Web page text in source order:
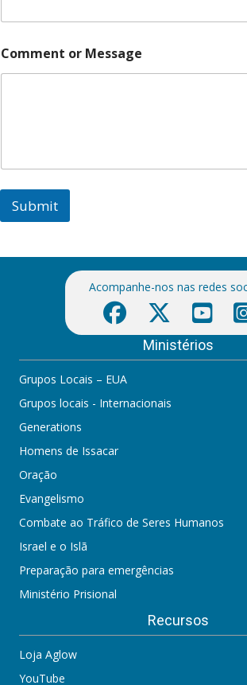
e
Comment or Message
Submit
Acompanhe-nos nas redes
Ministérios
Grupos Locais – EUA
Grupos locais - Internacionais
Generations
Homens de Issacar
Oração
Evangelismo
Combate ao Tráfico de Seres Humanos
Israel e o Islã
Preparação para emergências
Ministério Prisional
Recursos
Loja Aglow
YouTube